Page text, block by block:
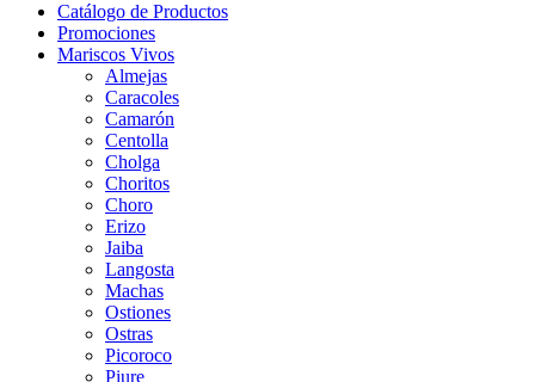
Catálogo de Productos
Promociones
Mariscos Vivos
Almejas
Caracoles
Camarón
Centolla
Cholga
Choritos
Choro
Erizo
Jaiba
Langosta
Machas
Ostiones
Ostras
Picoroco
Piure